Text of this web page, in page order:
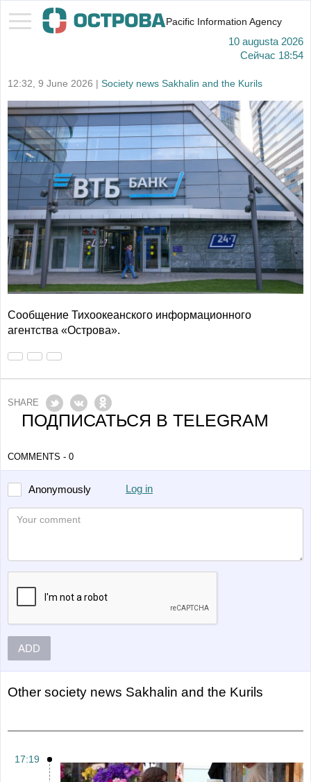
Pacific Information Agency
10 augusta 2026
Сейчас 18:54
12:32, 9 June 2026 | Society news Sakhalin and the Kurils
Сообщение Тихоокеанского информационного
агентства «Острова».
SHARE
ПОДПИСАТЬСЯ В TELEGRAM
COMMENTS - 0
Anonymously Log in
ADD
Other Society news Sakhalin and the Kurils
17:19